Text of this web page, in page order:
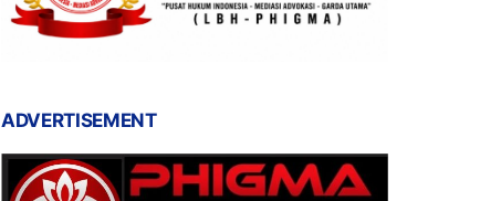
ADVERTISEMENT